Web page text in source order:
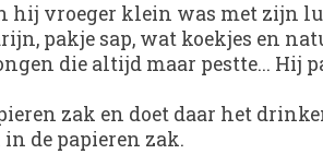
hij vroeger klein was met zijn
pakje sap, wat koekjes en
die altijd maar pestte...
zak en doet daar het
de papieren zak.